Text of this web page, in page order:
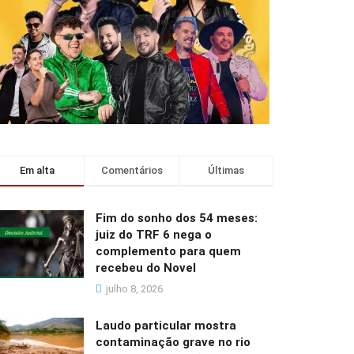
Em alta Comentários Últimas
Fim do sonho dos 54 meses:
juiz do TRF 6 nega o
complemento para quem
recebeu do Novel
julho 8, 2026
Laudo particular mostra
contaminação grave no rio